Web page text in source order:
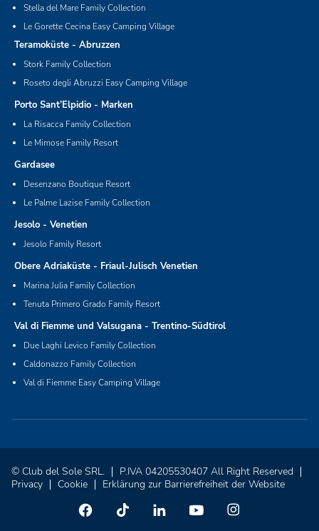
Stella del Mare Family Collection
Le Gorette Cecina Easy Camping Village
Teramoküste - Abruzzen
Stork Family Collection
Roseto degli Abruzzi Easy Camping Village
Porto Sant’Elpidio - Marken
La Risacca Family Collection
Le Mimose Family Resort
Gardasee
Desenzano Boutique Resort
Le Palme Lazise Family Collection
Jesolo - Venetien
Jesolo Family Resort
Obere Adriaküste - Friaul-Julisch Venetien
Marina Julia Family Collection
Tenuta Primero Grado Family Resort
Val di Fiemme und Valsugana - Trentino-Südtirol
Due Laghi Levico Family Collection
Caldonazzo Family Collection
Val di Fiemme Easy Camping Village
© Club del Sole SRL.
P.IVA 04205530407 All Right Reserved
Privacy
Cookie Erklärung zur Barrierefreiheit der Website